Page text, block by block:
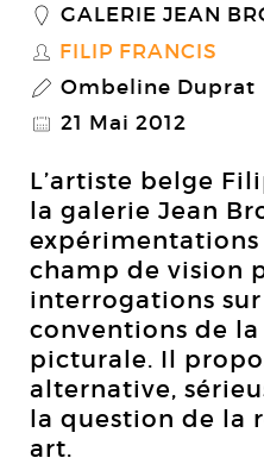
_ GALERIE JEAN
S FILIP FRANCIS
P Ombeline Duprat
@ 21 Mai 2012
L’artiste belge
la galerie Jean
champ de vision
interrogations
conventions de
picturale. Il
alternative,
la question de la
art.